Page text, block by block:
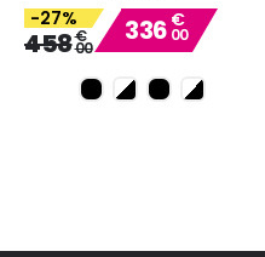
-27%
458€
00
Special
Price
336 €
00